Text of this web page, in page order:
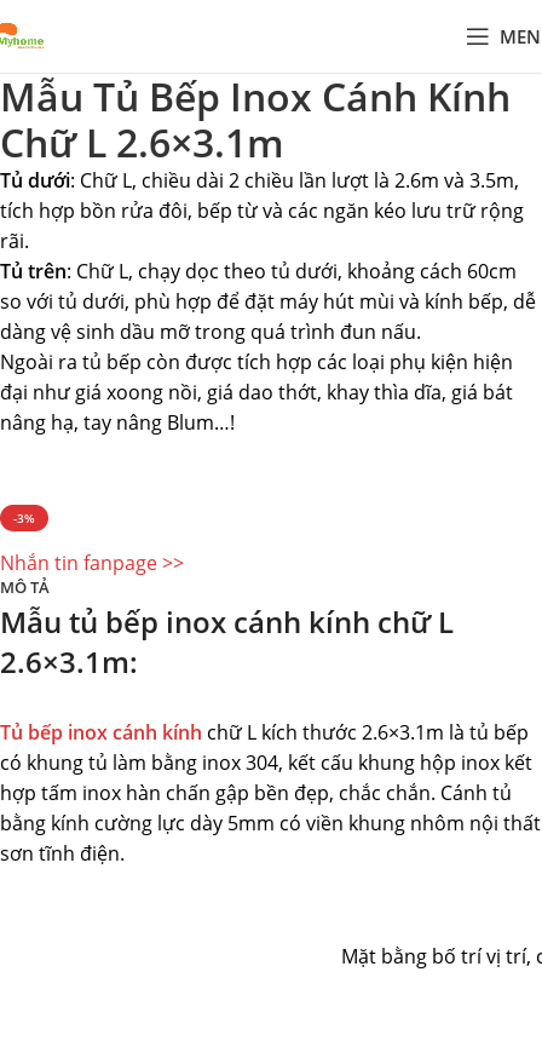
Mẫu Tủ Bếp Inox Cánh Kính
Chữ L 2.6×3.1m
Tủ dưới: Chữ L, chiều dài 2 chiều lần lượt là 2.6m và 3.5m,
tích hợp bồn rửa đôi, bếp từ và các ngăn kéo lưu trữ rộng
rãi.
Tủ trên: Chữ L, chạy dọc theo tủ dưới, khoảng cách 60cm
so với tủ dưới, phù hợp để đặt máy hút mùi và kính bếp, dễ
dàng vệ sinh dầu mỡ trong quá trình đun nấu.
Ngoài ra tủ bếp còn được tích hợp các loại phụ kiện hiện
đại như giá xoong nồi, giá dao thớt, khay thìa dĩa, giá bát
nâng hạ, tay nâng Blum…!
-3%
Nhắn tin fanpage >>
MÔ TẢ
Mẫu tủ bếp inox cánh kính chữ L
2.6×3.1m:
Tủ bếp inox cánh kính chữ L kích thước 2.6×3.1m là tủ bếp
có khung tủ làm bằng inox 304, kết cấu khung hộp inox kết
hợp tấm inox hàn chấn gập bền đẹp, chắc chắn. Cánh tủ
bằng kính cường lực dày 5mm có viền khung nhôm nội thất
sơn tĩnh điện.
Mặt bằng bố trí vị trí,